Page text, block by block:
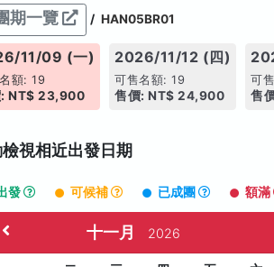
期一覽 / HAN05BR01
11/09 (一)
額: 19
: NT$ 23,900
2026/11/12 (四)
可售名額: 19
售價: NT$ 24,900
可
售
視相近出發日期
發 可候補 已成團 額滿
十一月 2026